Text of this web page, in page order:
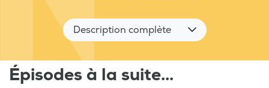
Description complète
Épisodes à la suite...